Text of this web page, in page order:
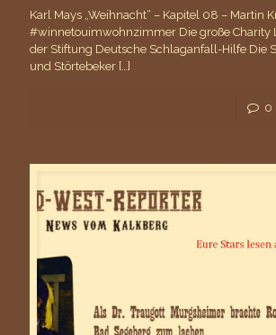
Karl Mays „Weihnacht“ – Kapitel 08 – Martin
#winnetouimwohnzimmer Die große Charity
der Stiftung Deutsche Schlaganfall-Hilfe Die
und Störtebeker […]
0